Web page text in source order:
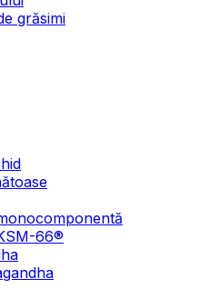
grăsimi
66®